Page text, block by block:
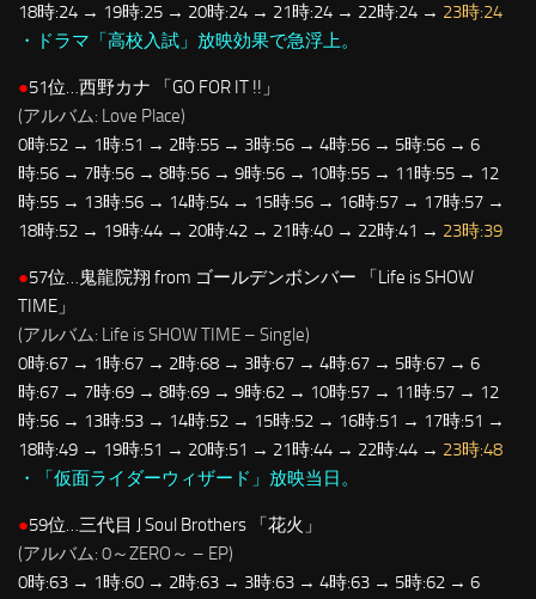
18時:24 → 19時:25 → 20時:24 → 21時:24 → 22時:24 → 23時:24
・ドラマ「高校入試」放映効果で急浮上。
●51位…西野カナ 「GO FOR IT !!」
(アルバム: Love Place)
0時:52 → 1時:51 → 2時:55 → 3時:56 → 4時:56 → 5時:56 → 6
時:56 → 7時:56 → 8時:56 → 9時:56 → 10時:55 → 11時:55 → 12
時:55 → 13時:56 → 14時:54 → 15時:56 → 16時:57 → 17時:57 →
18時:52 → 19時:44 → 20時:42 → 21時:40 → 22時:41 → 23時:39
●57位…鬼龍院翔 from ゴールデンボンバー 「Life is SHOW
TIME」
(アルバム: Life is SHOW TIME – Single)
0時:67 → 1時:67 → 2時:68 → 3時:67 → 4時:67 → 5時:67 → 6
時:67 → 7時:69 → 8時:69 → 9時:62 → 10時:57 → 11時:57 → 12
時:56 → 13時:53 → 14時:52 → 15時:52 → 16時:51 → 17時:51 →
18時:49 → 19時:51 → 20時:51 → 21時:44 → 22時:44 → 23時:48
・「仮面ライダーウィザード」放映当日。
●59位…三代目 J Soul Brothers 「花火」
(アルバム: 0～ZERO～ – EP)
0時:63 → 1時:60 → 2時:63 → 3時:63 → 4時:63 → 5時:62 → 6